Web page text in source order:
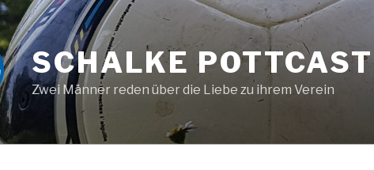
SCHALKE POTTCAST
Zwei Männer reden über die Liebe zu ihrem Verein